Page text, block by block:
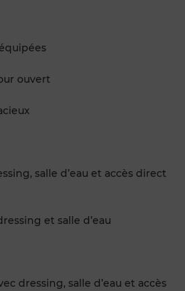
ouvert
salle d’eau et accès direct
et salle d’eau
dressing, salle d’eau et accès